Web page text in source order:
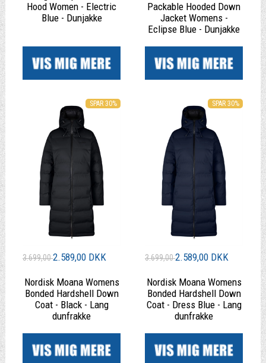
Hood Women - Electric
Blue - Dunjakke
Packable Hooded Down
Jacket Womens -
Eclipse Blue - Dunjakke
SPAR 30%
3.699,002.589,00 DKK
Nordisk Moana Womens
Bonded Hardshell Down
Coat - Black - Lang
dunfrakke
SPAR 30%
3.699,002.589,00 DKK
Nordisk Moana Womens
Bonded Hardshell Down
Coat - Dress Blue - Lang
dunfrakke